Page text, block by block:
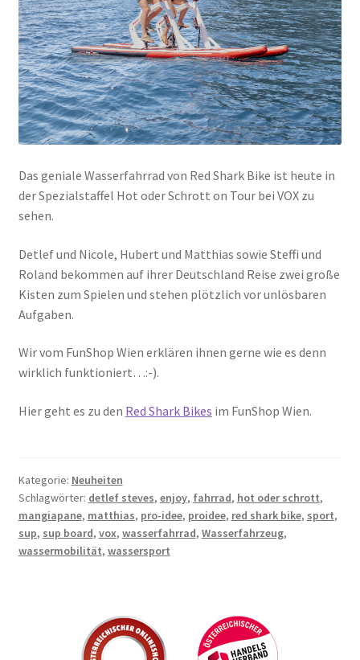
Das geniale Wasserfahrrad von Red Shark Bike ist heute in
der Spezialstaffel Hot oder Schrott on Tour bei VOX zu
sehen.
Detlef und Nicole, Hubert und Matthias sowie Steffi und
Roland bekommen auf ihrer Deutschland Reise zwei große
Kisten zum Spielen und stehen plötzlich vor unlösbaren
Aufgaben.
Wir vom FunShop Wien erklären ihnen gerne wie es denn
wirklich funktioniert…:-).
Hier geht es zu den Red Shark Bikes im FunShop Wien.
Kategorie: Neuheiten
Schlagwörter: detlef steves, enjoy, fahrrad, hot oder schrott,
mangiapane, matthias, pro-idee, proidee, red shark bike, sport,
sup, sup board, vox, wasserfahrrad, Wasserfahrzeug,
wassermobilität, wassersport